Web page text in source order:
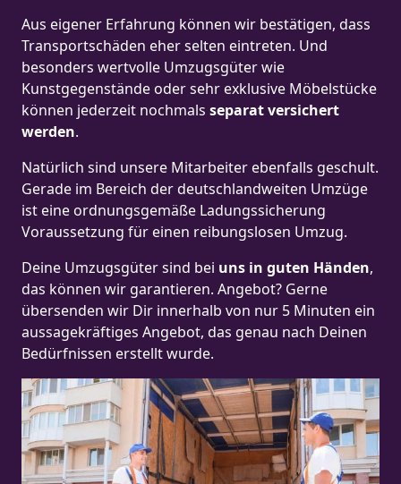
Aus eigener Erfahrung können wir bestätigen, dass
Transportschäden eher selten eintreten. Und
besonders wertvolle Umzugsgüter wie
Kunstgegenstände oder sehr exklusive Möbelstücke
können jederzeit nochmals separat versichert
werden.
Natürlich sind unsere Mitarbeiter ebenfalls geschult.
Gerade im Bereich der deutschlandweiten Umzüge
ist eine ordnungsgemäße Ladungssicherung
Voraussetzung für einen reibungslosen Umzug.
Deine Umzugsgüter sind bei uns in guten Händen,
das können wir garantieren. Angebot? Gerne
übersenden wir Dir innerhalb von nur 5 Minuten ein
aussagekräftiges Angebot, das genau nach Deinen
Bedürfnissen erstellt wurde.